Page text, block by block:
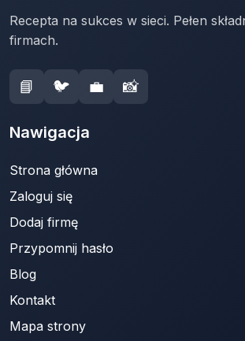
Recepta na sukces w sieci. Pełen
firmach.
📘 🐦 💼 📸
Nawigacja
Strona główna
Zaloguj się
Dodaj firmę
Przypomnij hasło
Blog
Kontakt
Mapa strony